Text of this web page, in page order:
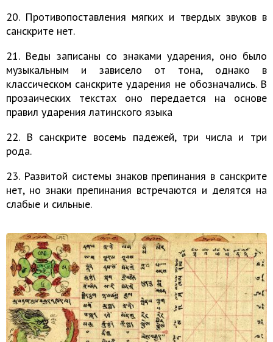
20. Противопоставления мягких и твердых звуков в
санскрите нет.
21. Веды записаны со знаками ударения, оно было
музыкальным и зависело от тона, однако в
классическом санскрите ударения не обозначались. В
прозаических текстах оно передается на основе
правил ударения латинского языка
22. В санскрите восемь падежей, три числа и три
рода.
23. Развитой системы знаков препинания в санскрите
нет, но знаки препинания встречаются и делятся на
слабые и сильные.